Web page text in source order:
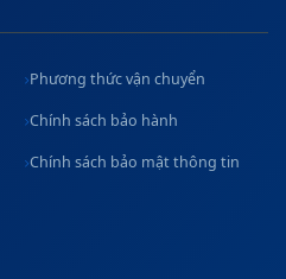
Phương thức vận chuyển
Chính sách bảo hành
Chính sách bảo mật thông tin